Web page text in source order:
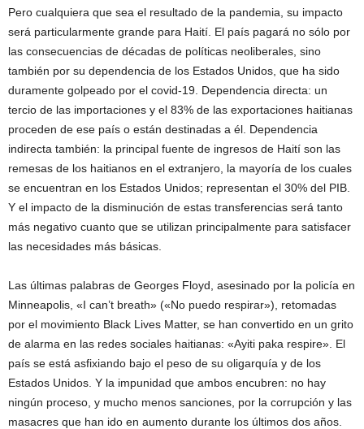
Pero cualquiera que sea el resultado de la pandemia, su impacto
será particularmente grande para Haití. El país pagará no sólo por
las consecuencias de décadas de políticas neoliberales, sino
también por su dependencia de los Estados Unidos, que ha sido
duramente golpeado por el covid-19. Dependencia directa: un
tercio de las importaciones y el 83% de las exportaciones haitianas
proceden de ese país o están destinadas a él. Dependencia
indirecta también: la principal fuente de ingresos de Haití son las
remesas de los haitianos en el extranjero, la mayoría de los cuales
se encuentran en los Estados Unidos; representan el 30% del PIB.
Y el impacto de la disminución de estas transferencias será tanto
más negativo cuanto que se utilizan principalmente para satisfacer
las necesidades más básicas.
Las últimas palabras de Georges Floyd, asesinado por la policía en
Minneapolis, «I can’t breath» («No puedo respirar»), retomadas
por el movimiento Black Lives Matter, se han convertido en un grito
de alarma en las redes sociales haitianas: «Ayiti paka respire». El
país se está asfixiando bajo el peso de su oligarquía y de los
Estados Unidos. Y la impunidad que ambos encubren: no hay
ningún proceso, y mucho menos sanciones, por la corrupción y las
masacres que han ido en aumento durante los últimos dos años.